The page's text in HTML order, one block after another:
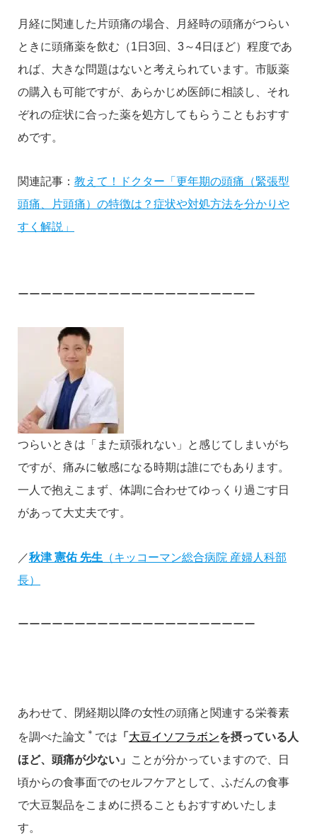
月経に関連した片頭痛の場合、月経時の頭痛がつらい
ときに頭痛薬を飲む（1日3回、3～4日ほど）程度であ
れば、大きな問題はないと考えられています。市販薬
の購入も可能ですが、あらかじめ医師に相談し、それ
ぞれの症状に合った薬を処方してもらうこともおすす
めです。
関連記事： 教えて！ドクター「更年期の頭痛（緊張型
頭痛、片頭痛）の特徴は？症状や対処方法を分かりや
すく解説」
ーーーーーーーーーーーーーーーーーーーーー
つらいときは「また頑張れない」と感じてしまいがち
ですが、痛みに敏感になる時期は誰にでもあります。
一人で抱えこまず、体調に合わせてゆっくり過ごす日
があって大丈夫です。
／秋津 憲佑 先生 （キッコーマン総合病院 産婦人科部
長）
ーーーーーーーーーーーーーーーーーーーーー
あわせて、閉経期以降の女性の頭痛と関連する栄養素
を調べた論文 ＊ では 「 大豆イソフラボンを摂っている人
ほど、頭痛が少ない」
ことが分かっていますので、日
頃からの食事面でのセルフケアとして、ふだんの食事
で大豆製品をこまめに摂ることもおすすめいたしま
す。